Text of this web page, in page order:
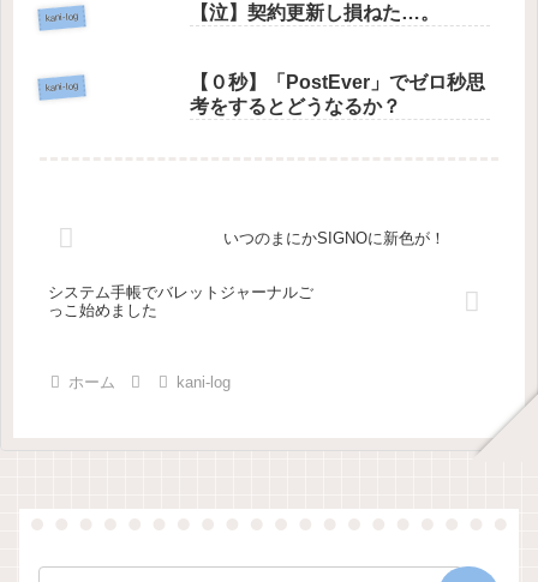
kani-log 【泣】契約更新し損ねた…。
kani-log
【０秒】「PostEver」でゼロ秒思
考をするとどうなるか？
いつのまにかSIGNOに新色が！
システム手帳でバレットジャーナルご
っこ始めました
ホーム kani-log